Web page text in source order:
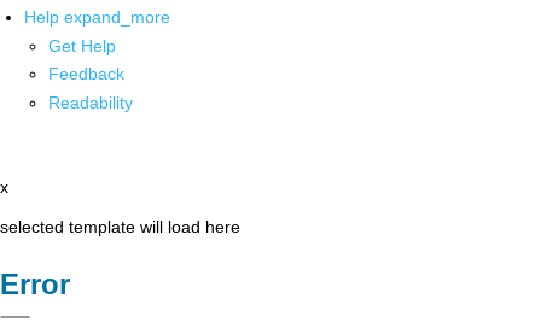
Help expand_more
Get Help
Feedback
Readability
x
selected template will load here
Error